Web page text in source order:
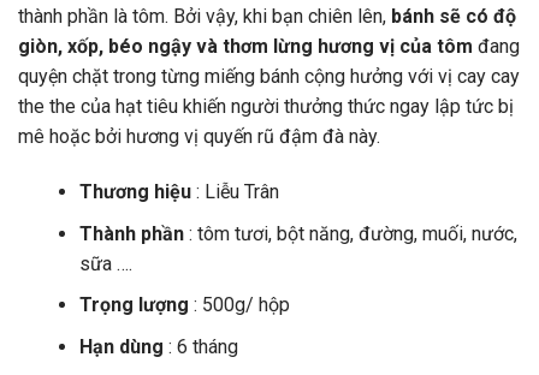
thành phần là tôm. Bởi vậy, khi bạn chiên lên, bánh sẽ có độ
giòn, xốp, béo ngậy và thơm lừng hương vị của tôm đang
quyện chặt trong từng miếng bánh cộng hưởng với vị cay cay
the the của hạt tiêu khiến người thưởng thức ngay lập tức bị
mê hoặc bởi hương vị quyến rũ đậm đà này.
Thương hiệu: Liễu Trân
Thành phần: tôm tươi, bột năng, đường, muối, nước,
sữa ….
Trọng lượng : 500g/ hộp
Hạn dùng : 6 tháng